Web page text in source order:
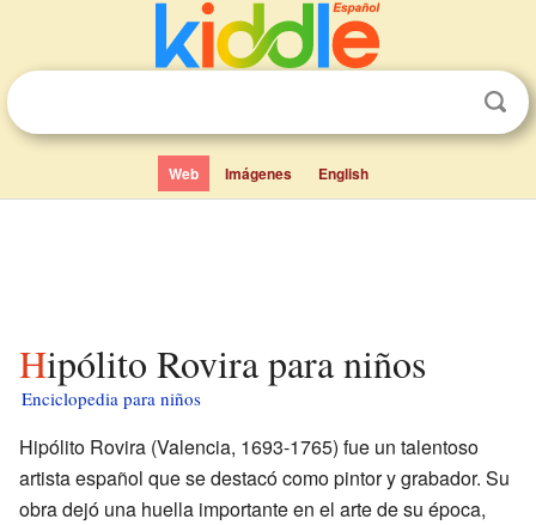
Web Imágenes English
Hipólito Rovira para niños
Enciclopedia para niños
Hipólito Rovira (Valencia, 1693-1765) fue un talentoso
artista español que se destacó como pintor y grabador. Su
obra dejó una huella importante en el arte de su época,